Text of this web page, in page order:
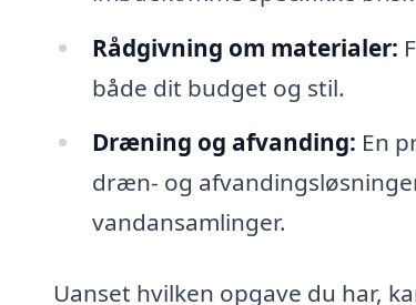
Rådgivning om materialer:
både dit budget og stil.
Dræning og afvanding: En
dræn- og
vandansamlinger.
Uanset hvilken opgave du har,